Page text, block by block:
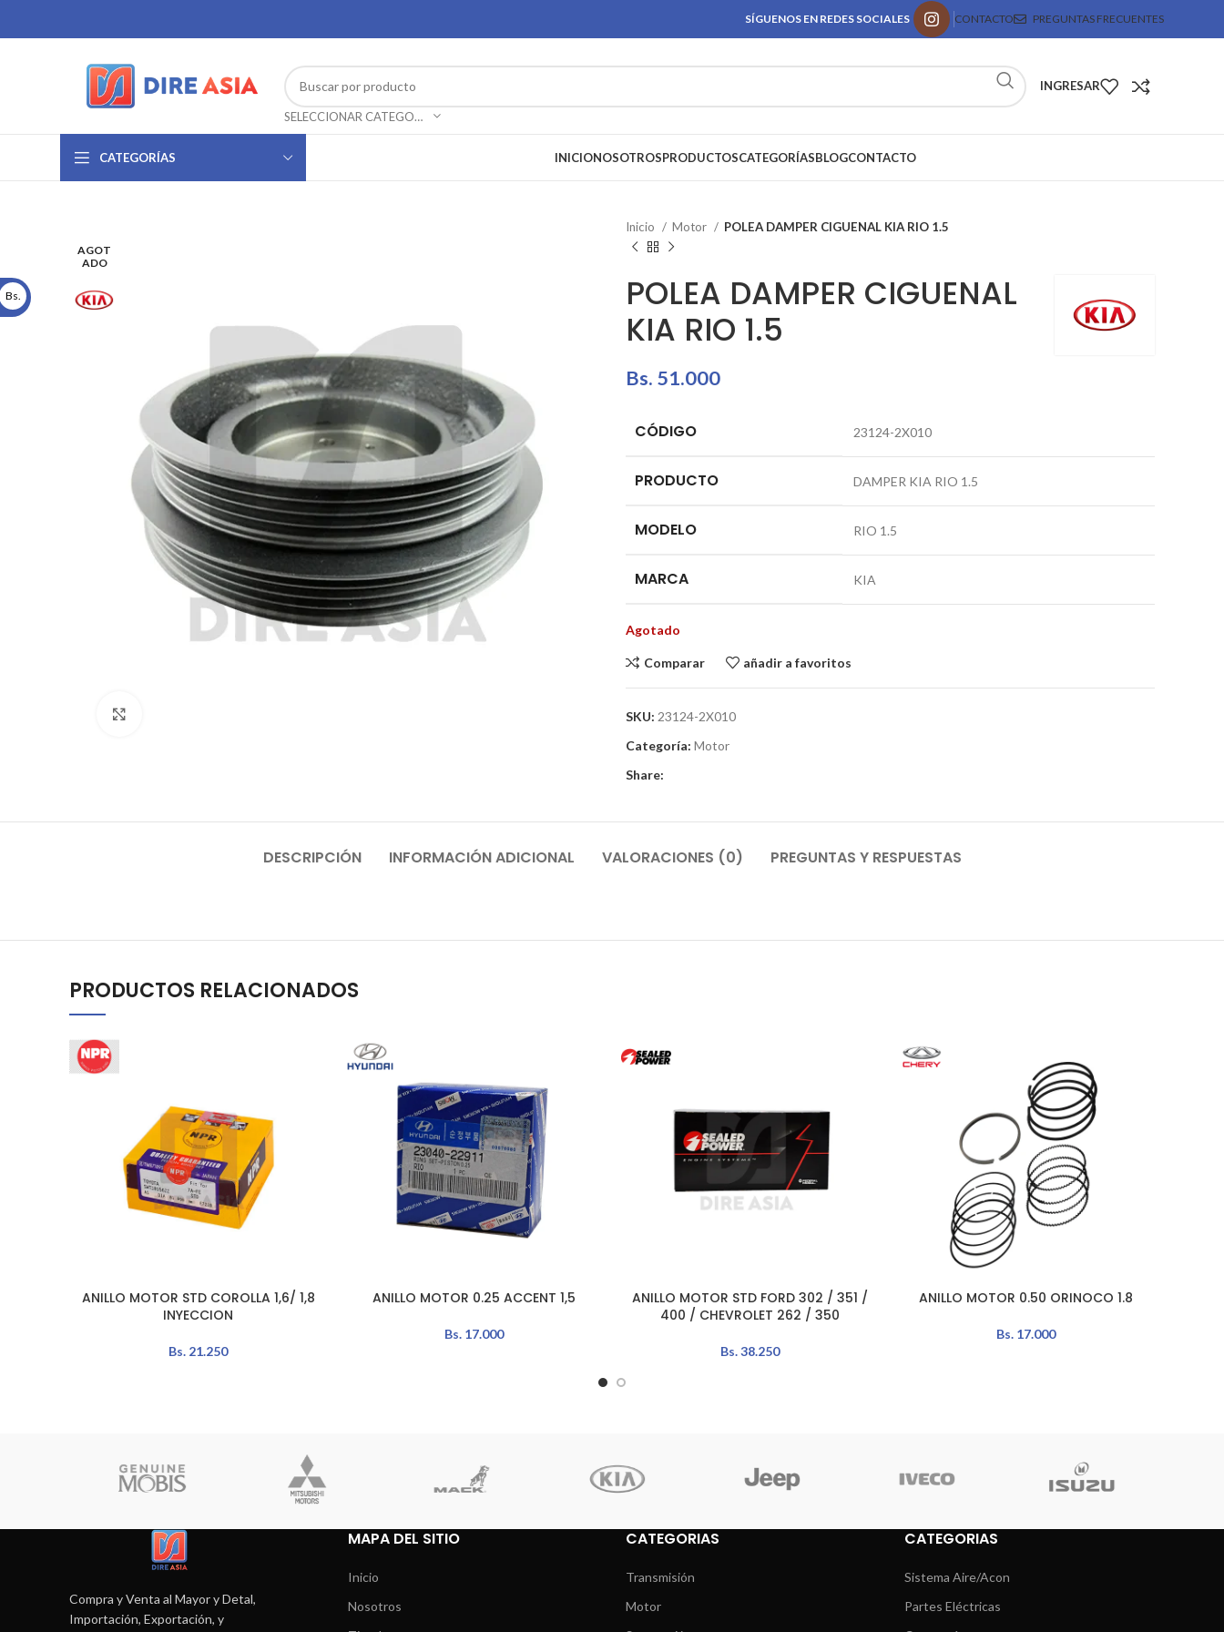
SÍGUENOS EN REDES SOCIALES CONTACTO PREGUNTAS FRECUENTES
SELECCIONAR CATEGORÍA
INGRESAR
CATEGORÍAS INICIONOSOTROSPRODUCTOSCATEGORÍASBLOGCONTACTO
AGOT
ADO
Inicio Motor POLEA DAMPER CIGUENAL KIA RIO 1.5
POLEA DAMPER CIGUENAL
KIA RIO 1.5
Bs. 51.000
CÓDIGO 23124-2X010
PRODUCTO DAMPER KIA RIO 1.5
MODELO RIO 1.5
MARCA KIA
Agotado
Comparar añadir a favoritos
SKU: 23124-2X010
Categoría: Motor
Share:
DESCRIPCIÓN INFORMACIÓN ADICIONAL VALORACIONES (0) PREGUNTAS Y RESPUESTAS
PRODUCTOS RELACIONADOS
AÑADIR AL CARRITO
ANILLO MOTOR STD COROLLA 1,6/ 1,8
INYECCION
Bs. 21.250
AÑADIR AL CARRITO
ANILLO MOTOR 0.25 ACCENT 1,5
Bs. 17.000
AÑADIR AL CARRITO
ANILLO MOTOR STD FORD 302 / 351 /
400 / CHEVROLET 262 / 350
Bs.38.250
AÑADIR AL CARRITO
ANILLO MOTOR 0.50 ORINOCO 1.8
Bs. 17.000
Compra y Venta al Mayor y Detal,
Importación, Exportación, y
MAPA DEL SITIO
Inicio
Nosotros
CATEGORIAS
Transmisión
Motor
CATEGORIAS
Sistema Aire/Acon
Partes Eléctricas
Bs.